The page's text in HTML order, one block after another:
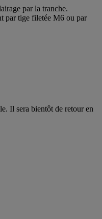
par la tranche.
par tige filetée M6 ou par
Il sera bientôt de retour en